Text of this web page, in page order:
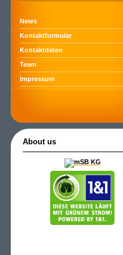
News
Kontaktformular
Kontaktdaten
Team
Impressum
About us